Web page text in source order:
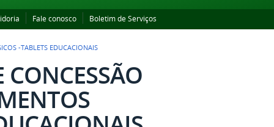
Fale conosco Boletim de Serviços
-TABLETS EDUCACIONAIS